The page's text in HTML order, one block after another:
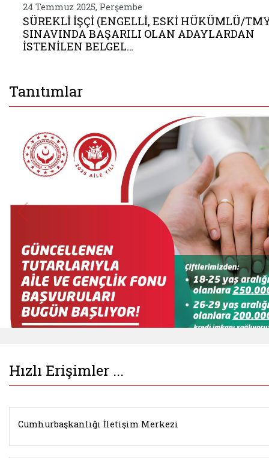
24 Temmuz 2025, Perşembe
SÜREKLİ İŞÇİ (ENGELLİ, ESKİ HÜKÜMLÜ/
SINAVINDA BAŞARILI OLAN ADAYLARDAN
İSTENİLEN BELGEL…
Tanıtımlar
Hızlı Erişimler ...
Cumhurbaşkanlığı İletişim Merkezi